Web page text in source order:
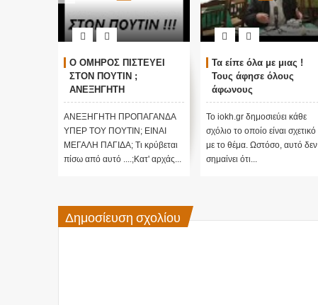
Ο ΟΜΗΡΟΣ ΠΙΣΤΕΥΕΙ
ΣΤΟΝ ΠΟΥΤΙΝ ;
ΑΝΕΞΗΓΗΤΗ
ΠΡΟΠΑΓΑΝΔΑ ΥΠΕΡ ΤΟΥ
ΠΟΥΤΙΝ;
ΑΝΕΞΗΓΗΤΗ ΠΡΟΠΑΓΑΝΔΑ
ΥΠΕΡ ΤΟΥ ΠΟΥΤΙΝ; ΕΙΝΑΙ
ΜΕΓΑΛΗ ΠΑΓΙΔΑ; Τι κρύβεται
πίσω από αυτό ....;Κατ' αρχάς...
Τα είπε όλα με μιας !
Τους άφησε όλους
άφωνους
Το iokh.gr δημοσιεύει κάθε
σχόλιο το οποίο είναι σχετικό
με το θέμα. Ωστόσο, αυτό δεν
σημαίνει ότι...
Δημοσίευση σχολίου